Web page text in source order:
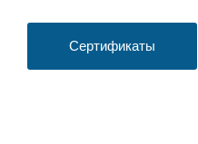
Сертификаты